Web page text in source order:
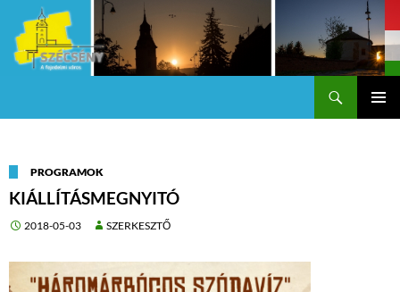
PROGRAMOK
KIÁLLÍTÁSMEGNYITÓ
2018-05-03 SZERKESZTŐ